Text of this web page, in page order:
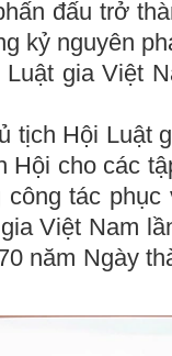
đấu trở
kỷ nguyên
gia Việt
tịch Hội Luật
Hội cho các
công tác
Việt Nam
năm Ngày